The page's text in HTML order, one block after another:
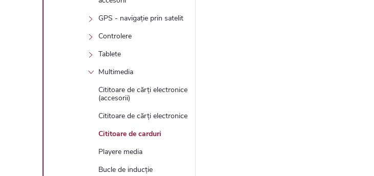
GPS - navigație prin satelit
Controlere
Tablete
Multimedia
Cititoare de cărți electronice
(accesorii)
Cititoare de cărți electronice
Cititoare de carduri
Playere media
Bucle de inducție